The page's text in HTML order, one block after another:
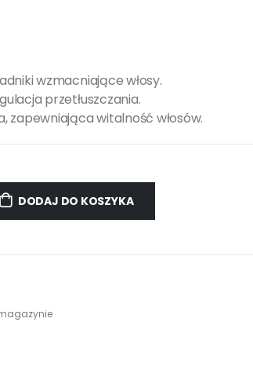
wzmacniające włosy.
przetłuszczania.
zapewniająca witalność włosów.
DODAJ DO KOSZYKA